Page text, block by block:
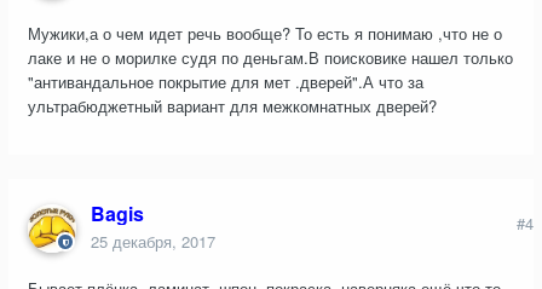
Мужики,а о чем идет речь вообще? То есть я понимаю ,что не о
лаке и не о морилке судя по деньгам.В поисковике нашел только
"антивандальное покрытие для мет .дверей".А что за
ультрабюджетный вариант для межкомнатных дверей?
Bagis
25 декабря, 2017
#4